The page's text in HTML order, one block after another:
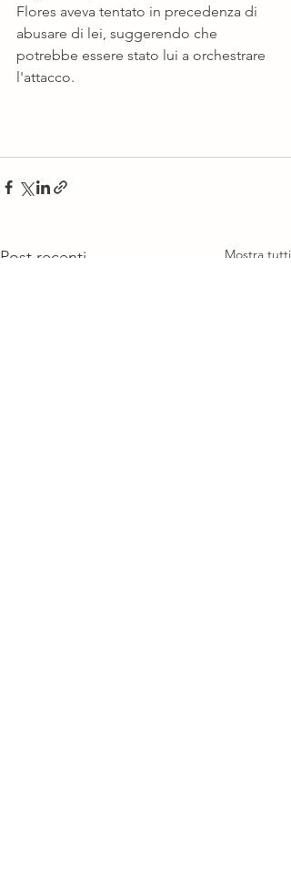
Flores aveva tentato in precedenza di
abusare di lei, suggerendo che
potrebbe essere stato lui a orchestrare
l'attacco.
Post recenti Mostra tutti